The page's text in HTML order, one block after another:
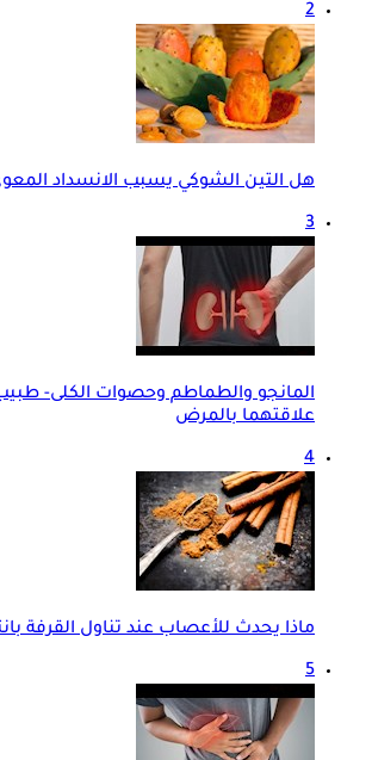
2
هل التين الشوكي يسبب الانسداد
3
المانجو والطماطم وحصوات الكلى-
علاقتهما بالمرض
4
ماذا يحدث للأعصاب عند تناول القرفة
5